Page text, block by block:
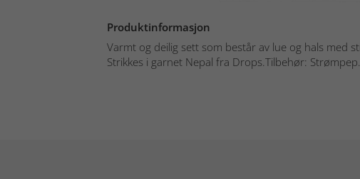
Produktinformasjon
Varmt og deilig sett som består av lue og hals med
Strikkes i garnet Nepal fra Drops.Tilbehør: Strømpep...